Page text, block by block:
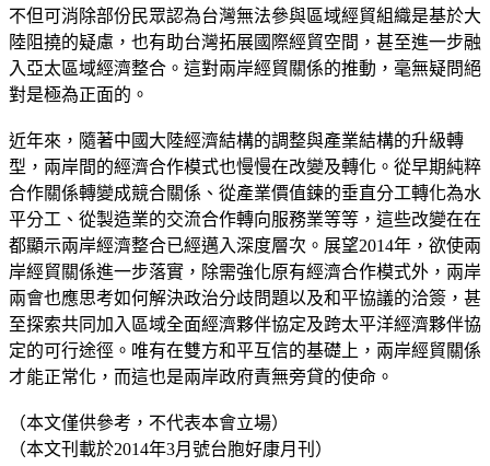
不但可消除部份民眾認為台灣無法參與區域經貿組織是基於大
陸阻撓的疑慮，也有助台灣拓展國際經貿空間，甚至進一步融
入亞太區域經濟整合。這對兩岸經貿關係的推動，毫無疑問絕
對是極為正面的。
近年來，隨著中國大陸經濟結構的調整與產業結構的升級轉
型，兩岸間的經濟合作模式也慢慢在改變及轉化。從早期純粹
合作關係轉變成競合關係、從產業價值鍊的垂直分工轉化為水
平分工、從製造業的交流合作轉向服務業等等，這些改變在在
都顯示兩岸經濟整合已經邁入深度層次。展望2014年，欲使兩
岸經貿關係進一步落實，除需強化原有經濟合作模式外，兩岸
兩會也應思考如何解決政治分歧問題以及和平協議的洽簽，甚
至探索共同加入區域全面經濟夥伴協定及跨太平洋經濟夥伴協
定的可行途徑。唯有在雙方和平互信的基礎上，兩岸經貿關係
才能正常化，而這也是兩岸政府責無旁貸的使命。
（本文僅供參考，不代表本會立場）
（本文刊載於2014年3月號台胞好康月刊）